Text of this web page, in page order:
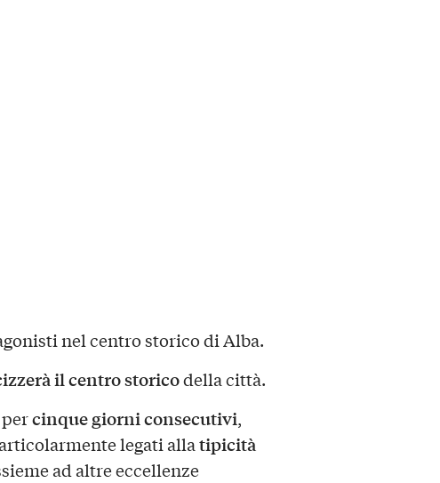
nel centro storico di Alba.
il centro storicodella città.
cinque giorni consecutivi,
legati allatipicità
ad altre eccellenze